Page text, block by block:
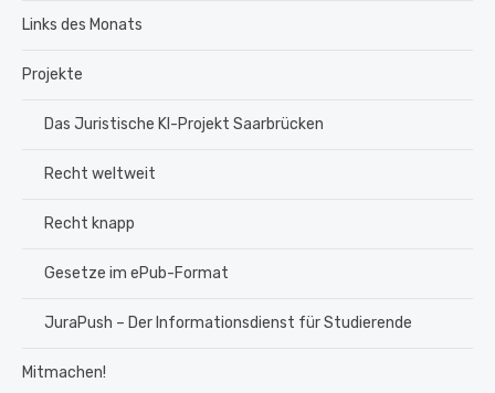
Links des Monats
Projekte
Das Juristische KI-Projekt Saarbrücken
Recht weltweit
Recht knapp
Gesetze im ePub-Format
JuraPush – Der Informationsdienst für Studierende
Mitmachen!